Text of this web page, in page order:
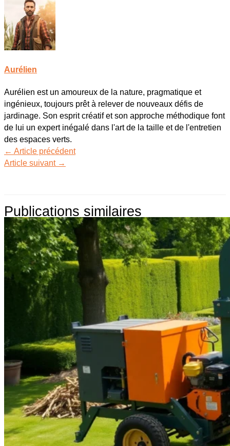
Aurélien
Aurélien est un amoureux de la nature, pragmatique et
ingénieux, toujours prêt à relever de nouveaux défis de
jardinage. Son esprit créatif et son approche méthodique font
de lui un expert inégalé dans l'art de la taille et de l'entretien
des espaces verts.
← Article précédent
Article suivant →
Publications similaires